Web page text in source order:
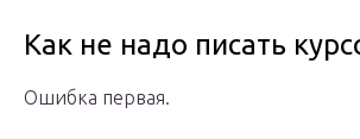
Как не надо писать
Ошибка первая.